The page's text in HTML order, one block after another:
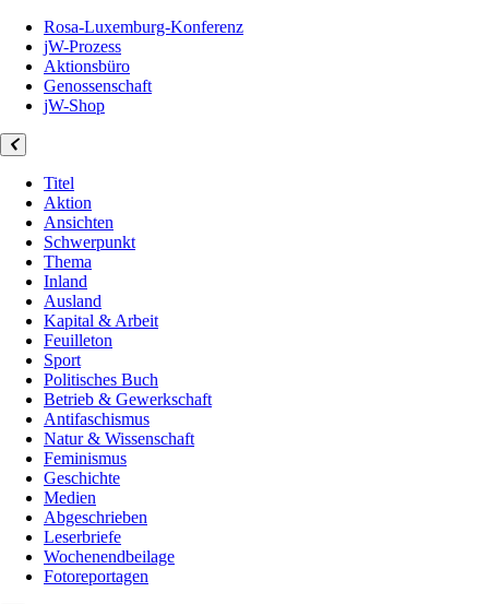
Rosa-Luxemburg-Konferenz
jW-Prozess
Aktionsbüro
Genossenschaft
jW-Shop
Titel
Aktion
Ansichten
Schwerpunkt
Thema
Inland
Ausland
Kapital & Arbeit
Feuilleton
Sport
Politisches Buch
Betrieb & Gewerkschaft
Antifaschismus
Natur & Wissenschaft
Feminismus
Geschichte
Medien
Abgeschrieben
Leserbriefe
Wochenendbeilage
Fotoreportagen